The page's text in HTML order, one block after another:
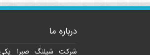
درباره ما
شرکت شیلنگ صبرا